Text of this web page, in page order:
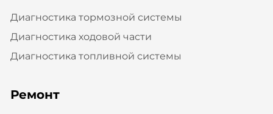
Диагностика тормозной системы
Диагностика ходовой части
Диагностика топливной системы
Ремонт